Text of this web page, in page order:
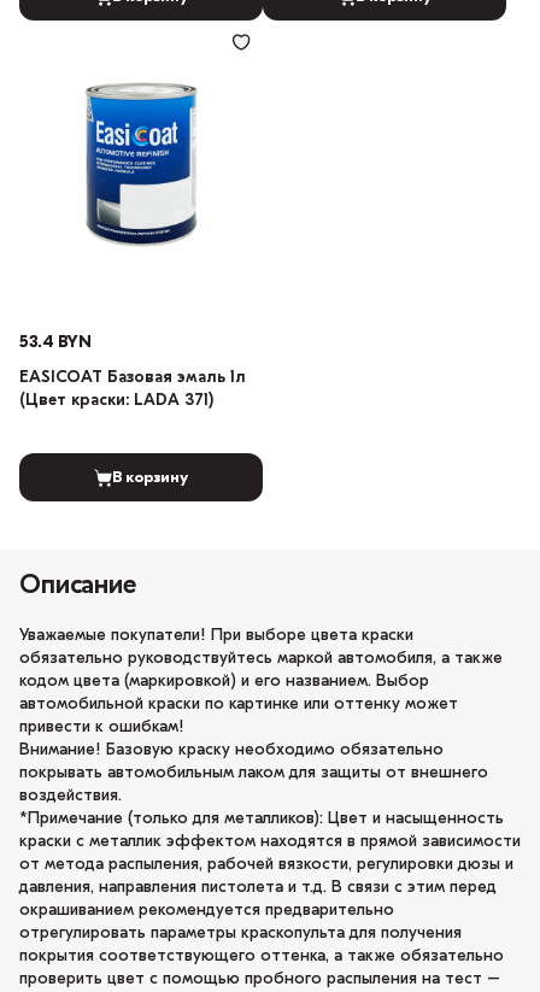
53.4 BYN
EASICOAT Базовая эмаль 1л
(Цвет краски: LADA 371)
В корзину
Описание
Уважаемые покупатели! При выборе цвета краски
обязательно руководствуйтесь маркой автомобиля, а также
кодом цвета (маркировкой) и его названием. Выбор
автомобильной краски по картинке или оттенку может
привести к ошибкам!
Внимание! Базовую краску необходимо обязательно
покрывать автомобильным лаком для защиты от внешнего
воздействия.
*Примечание (только для металликов): Цвет и насыщенность
краски с металлик эффектом находятся в прямой зависимости
от метода распыления, рабочей вязкости, регулировки дюзы и
давления, направления пистолета и т.д. В связи с этим перед
окрашиванием рекомендуется предварительно
отрегулировать параметры краскопульта для получения
покрытия соответствующего оттенка, а также обязательно
проверить цвет с помощью пробного распыления на тест –